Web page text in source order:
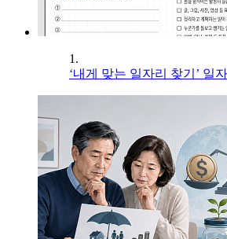
1.
‘내게 맞는 일자리 찾기’ 일